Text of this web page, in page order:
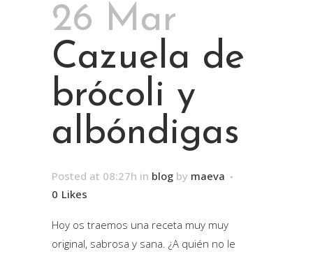
26 Mar
Cazuela de
brócoli y
albóndigas
Posted at 08:27h in blog by maeva
0 Likes
Hoy os traemos una receta muy muy
original, sabrosa y sana. ¿A quién no le